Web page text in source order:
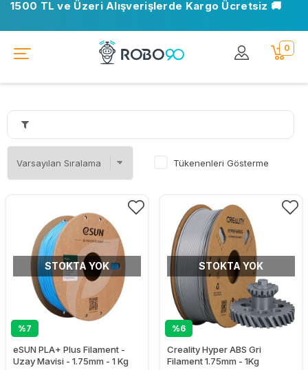
1500 TL ve Üzeri Alışverişlerde Kargo Ücretsiz 🚚
0
Tükenenleri Gösterme
%7
STOKTA YOK
eSUN PLA+ Plus Filament -
Uzay Mavisi - 1.75mm - 1 Kg
%6
STOKTA YOK
Creality Hyper ABS Gri
Filament 1.75mm - 1Kg